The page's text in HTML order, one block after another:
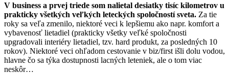
V business a prvej triede som nalietal desiatky tisíc kilometrov u
prakticky všetkých veľkých leteckých spoločností sveta. Za tie
roky sa veľa zmenilo, niektoré veci k lepšiemu ako napr. komfort a
vybavenosť lietadiel (prakticky všetky veľké spoločnosti
upgradovali interiéry lietadiel, tzv. hard produkt, za posledných 10
rokov). Niektoré veci ohľadom cestovanie v biz/first išli dolu vodou,
hlavne čo sa týka dostupnosti lacných leteniek, ale o tom viac
neskôr…